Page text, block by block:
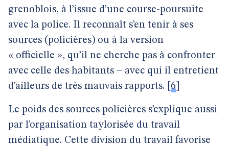
grenoblois, à l’issue d’une course-poursuite
avec la police. Il reconnaît s’en tenir à ses
sources (policières) ou à la version
« officielle », qu’il ne cherche pas à confronter
avec celle des habitants – avec qui il entretient
d’ailleurs de très mauvais rapports.
6
Le poids des sources policières s’explique aussi
par l’organisation taylorisée du travail
médiatique. Cette division du travail favorise